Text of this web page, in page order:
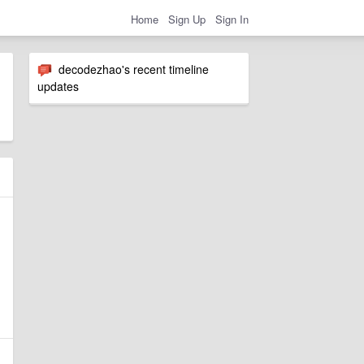
Home Sign Up Sign In
decodezhao's recent timeline
updates